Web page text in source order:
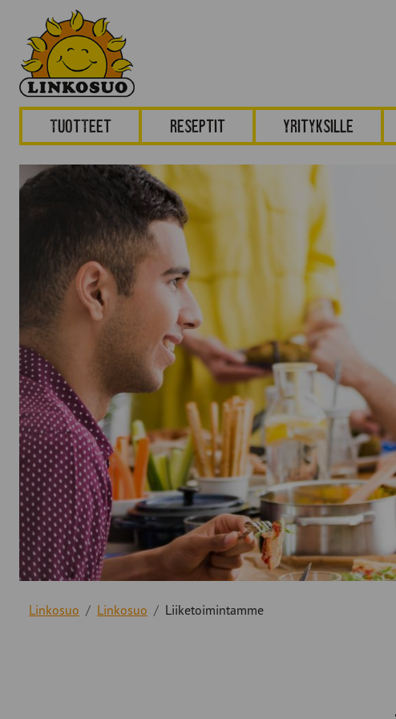
Tuotteet Reseptit Yrityksille
Linkosuo Linkosuo Liiketoimintamme